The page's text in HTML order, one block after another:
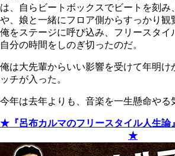
は、自らビートボックスでビートを刻み
や、娘と一緒にフロア側からすっかり観
俺をステージに呼び込み、フリースタイ
自分の時間をしのぎ切ったのだ。
俺は大先輩からいい影響を受けて年明け
ッチが入った。
今年は去年よりも、音楽を一生懸命やる
★『呂布カルマのフリースタイル人生論
★